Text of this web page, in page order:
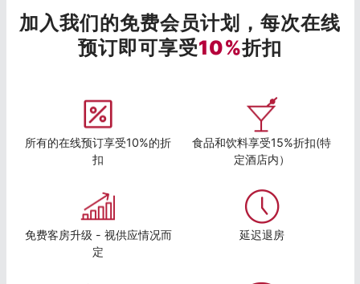
加入我们的免费会员计划，每次在线
预订即可享受10%折扣
所有的在线预订享受10%的折
扣
食品和饮料享受15%折扣(特
定酒店内）
免费客房升级 - 视供应情况而
定
延迟退房